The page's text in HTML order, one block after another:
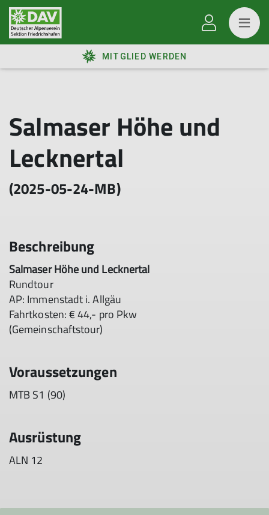
MITGLIED WERDEN
Salmaser Höhe und
Lecknertal
(2025-05-24-MB)
Beschreibung
Salmaser Höhe und Lecknertal
Rundtour
AP: Immenstadt i. Allgäu
Fahrtkosten: € 44,- pro Pkw
(Gemeinschaftstour)
Voraussetzungen
MTB S1 (90)
Ausrüstung
ALN 12